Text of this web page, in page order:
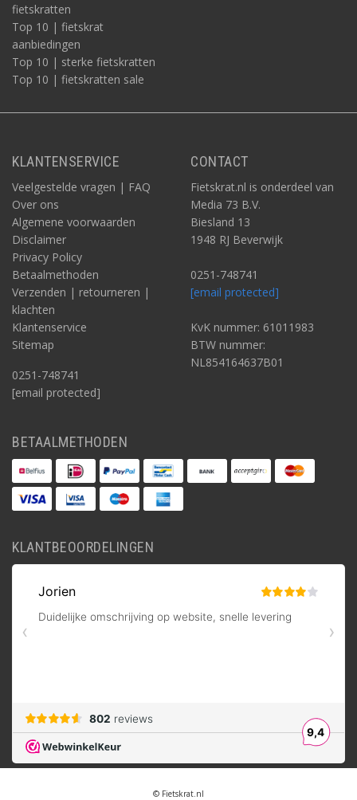
fietskratten
Top 10 | fietskrat
aanbiedingen
Top 10 | sterke fietskratten
Top 10 | fietskratten sale
KLANTENSERVICE
Veelgestelde vragen | FAQ
Over ons
Algemene voorwaarden
Disclaimer
Privacy Policy
Betaalmethoden
Verzenden | retourneren |
klachten
Klantenservice
Sitemap
0251-748741
[email protected]
CONTACT
Fietskrat.nl is onderdeel van
Media 73 B.V.
Biesland 13
1948 RJ Beverwijk
0251-748741
[email protected]
KvK nummer: 61011983
BTW nummer:
NL854164637B01
BETAALMETHODEN
KLANTBEOORDELINGEN
© Fietskrat.nl